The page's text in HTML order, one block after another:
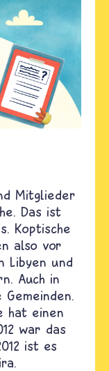
Mitglieder
Das ist
Koptische
also vor
Libyen und
Auch in
hat einen
war das
ist es